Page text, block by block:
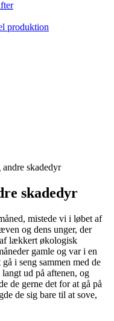
produktion
skadedyr
skadedyr
mistede vi i løbet af
og dens unger, der
lækkert økologisk
gamle og var i en
i seng sammen med de
ud på aftenen, og
de gerne det for at gå på
de sig bare til at sove,